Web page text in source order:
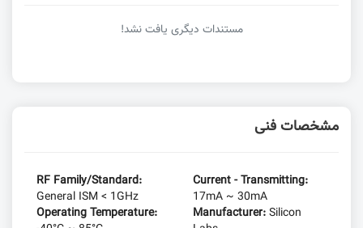
مستندات دیگری یافت نشد!
مشخصات فنی
RF Family/Standard:
General ISM < 1GHz
Current - Transmitting:
17mA ~ 30mA
Operating Temperature:
Manufacturer:Silicon